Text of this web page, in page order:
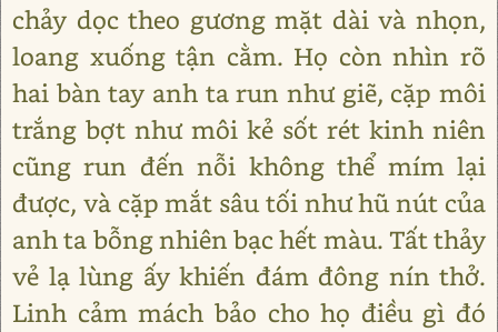
chảy dọc theo gương mặt dài và nhọn,
loang xuống tận cằm. Họ còn nhìn rõ
hai bàn tay anh ta run như giẽ, cặp môi
trắng bợt như môi kẻ sốt rét kinh niên
cũng run đến nỗi không thể mím lại
được, và cặp mắt sâu tối như hũ nút của
anh ta bỗng nhiên bạc hết màu. Tất thảy
vẻ lạ lùng ấy khiến đám đông nín thở.
Linh cảm mách bảo cho họ điều gì đó